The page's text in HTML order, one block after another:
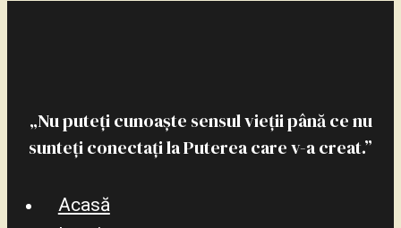
„Nu puteți cunoaște sensul vieții până ce nu
sunteți conectați la Puterea care v-a creat.”
Acasă